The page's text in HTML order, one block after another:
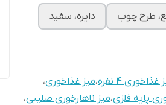
طرح چوب دایره، سفید
غذاخوری ۴ نفره ،میز غذاخوری،
پایه فلزی،میز ناهارخوری صلیبی،